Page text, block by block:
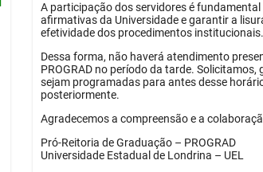
A participação dos servidores é
afirmativas da Universidade e garantir a
efetividade dos procedimentos institucionais.
Dessa forma, não haverá atendimento
PROGRAD no período da tarde.
sejam programadas para antes desse
posteriormente.
Agradecemos a compreensão e a
Pró-Reitoria de Graduação – PROGRAD
Universidade Estadual de Londrina – UEL